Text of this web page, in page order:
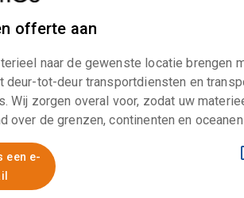
offerte aan
naar de gewenste locatie brengen
deur-tot-deur transportdiensten en
Wij zorgen overal voor, zodat uw
over de grenzen, continenten en
een e-